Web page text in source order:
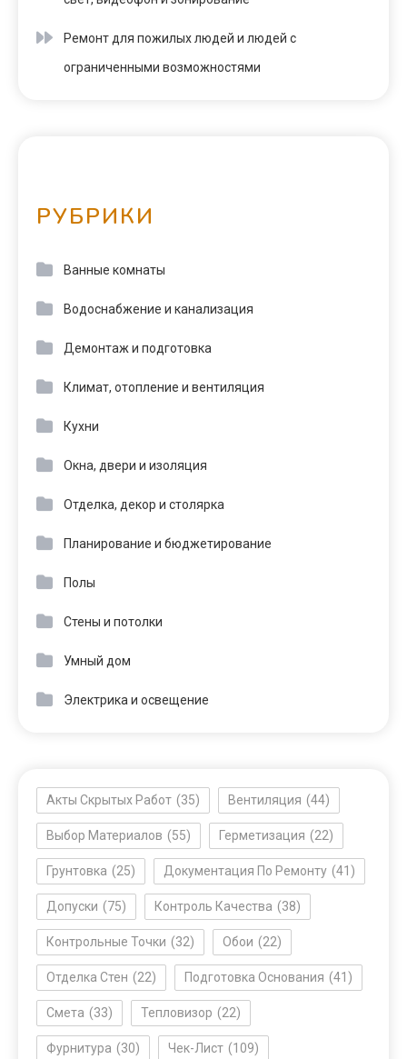
Ремонт для пожилых людей и людей с
ограниченными возможностями
РУБРИКИ
Ванные комнаты
Водоснабжение и канализация
Демонтаж и подготовка
Климат, отопление и вентиляция
Кухни
Окна, двери и изоляция
Отделка, декор и столярка
Планирование и бюджетирование
Полы
Стены и потолки
Умный дом
Электрика и освещение
Акты Скрытых Работ (35) Вентиляция (44)
Выбор Материалов (55) Герметизация (22)
Грунтовка (25) Документация По Ремонту (41)
Допуски (75) Контроль Качества (38)
Контрольные Точки (32) Обои (22)
Отделка Стен (22) Подготовка Основания (41)
Смета (33) Тепловизор (22)
Фурнитура (30) Чек-Лист (109)